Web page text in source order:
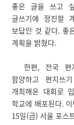
좋은 글을 쓰고
글쓰기에 정진할
보답인 것 같다. 좋
계획을 밝혔다.
한편, 전국 편지
함양하고 편지쓰
개최해온 대회로
학교에 배포된다.
15일(금) 서울 포스